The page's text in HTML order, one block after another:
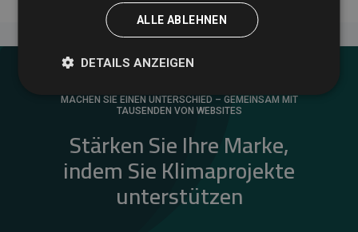
MACHEN SIE EINEN UNTERSCHIED – GEMEINSAM MIT
TAUSENDEN VON WEBSITES
Stärken Sie Ihre Marke,
indem Sie Klimaprojekte
unterstützen
ALLE ABLEHNEN
DETAILS ANZEIGEN